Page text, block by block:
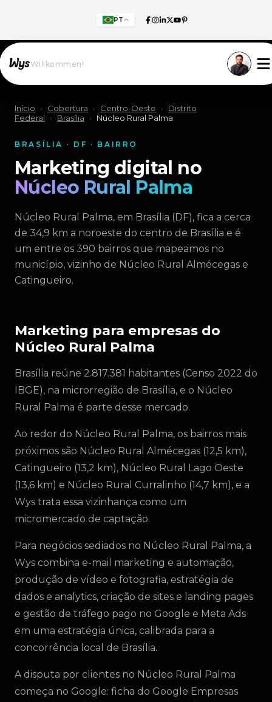
PT
Willkommen!
Início › Cobertura › Centro-Oeste ›
Distrito
Federal
› Brasília › Núcleo Rural Palma
BRASÍLIA · DF · BAIRRO
Marketing digital no
Núcleo Rural Palma
Núcleo Rural Palma, em Brasília (DF), fica a cerca
de 34,9 km a noroeste do centro de Brasília e é
um entre os 390 bairros que mapeamos no
município, vizinho de Núcleo Rural Almécegas e
Catingueiro.
Marketing para empresas do
Núcleo Rural Palma
Brasília reúne 2.817.381 habitantes (Censo 2022 do
IBGE), na microrregião de Brasília, e o Núcleo
Rural Palma é parte desse mercado.
Ao redor do Núcleo Rural Palma, os bairros mais
próximos são Núcleo Rural Almécegas (12,5 km),
Catingueiro (13,2 km), Núcleo Rural Lago Oeste
(13,6 km) e Núcleo Rural Curralinho (14,7 km), e a
Wys trata essa vizinhança como um
micromercado de captação.
Para negócios sediados no Núcleo Rural Palma, a
Wys combina e-mail marketing e automação,
produção de vídeo e fotografia, estratégia de
dados e analytics, criação de sites e landing pages
e gestão de tráfego pago no Google e Meta Ads
em uma estratégia única, calibrada para a
concorrência local de Brasília.
A disputa por clientes no Núcleo Rural Palma
começa no Google: ficha do Google Empresas